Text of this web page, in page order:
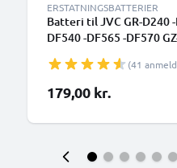
ERSTATNINGSBATTERIER
Batteri til JVC GR-D240
DF540 -DF565 -DF570
(41
179,00 kr.